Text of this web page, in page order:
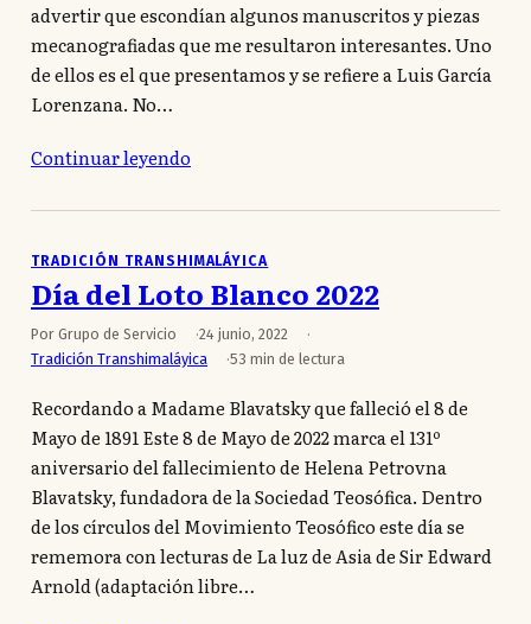
advertir que escondían algunos manuscritos y piezas
mecanografiadas que me resultaron interesantes. Uno
de ellos es el que presentamos y se refiere a Luis García
Lorenzana. No…
Continuar leyendo
TRADICIÓN TRANSHIMALÁYICA
Día del Loto Blanco 2022
Por Grupo de Servicio
24 junio, 2022
Tradición Transhimaláyica
53 min de lectura
Recordando a Madame Blavatsky que falleció el 8 de
Mayo de 1891 Este 8 de Mayo de 2022 marca el 131º
aniversario del fallecimiento de Helena Petrovna
Blavatsky, fundadora de la Sociedad Teosófica. Dentro
de los círculos del Movimiento Teosófico este día se
rememora con lecturas de La luz de Asia de Sir Edward
Arnold (adaptación libre…